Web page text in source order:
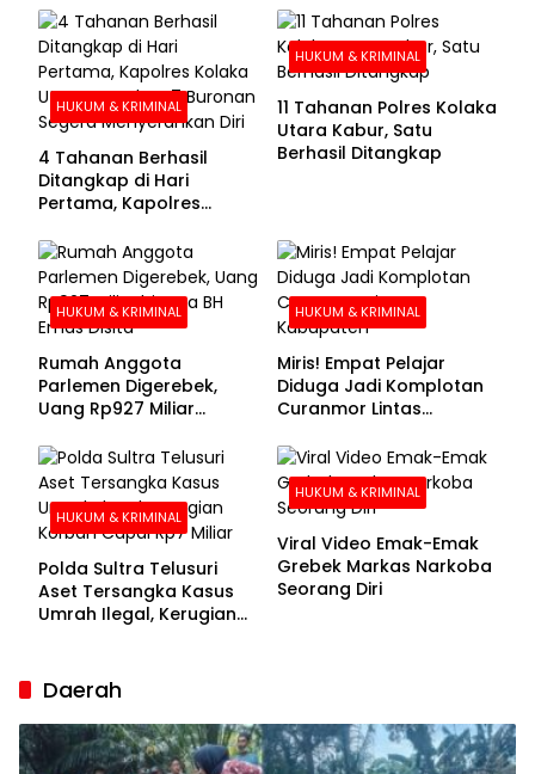
Evakuasi Jenazah
Korban
HUKUM & KRIMINAL
4 Tahanan Berhasil
Ditangkap di Hari
Pertama, Kapolres
Buronan Segera
Menyerahkan Diri
HUKUM & KRIMINAL
11 Tahanan Polres Kolaka
Utara Kabur, Satu
Berhasil Ditangkap
HUKUM & KRIMINAL
Rumah Anggota
Parlemen Digerebek,
Uang Rp927 Miliar
HUKUM & KRIMINAL
Miris! Empat Pelajar
Diduga Jadi Komplotan
Curanmor Lintas
HUKUM & KRIMINAL
Polda Sultra Telusuri
Aset Tersangka Kasus
Umrah Ilegal, Kerugian
HUKUM & KRIMINAL
Viral Video Emak-Emak
Grebek Markas Narkoba
Seorang Diri
Daerah